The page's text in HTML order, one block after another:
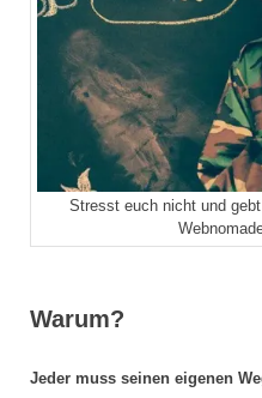
Stresst euch nicht und
Warum?
Jeder muss seinen eigenen